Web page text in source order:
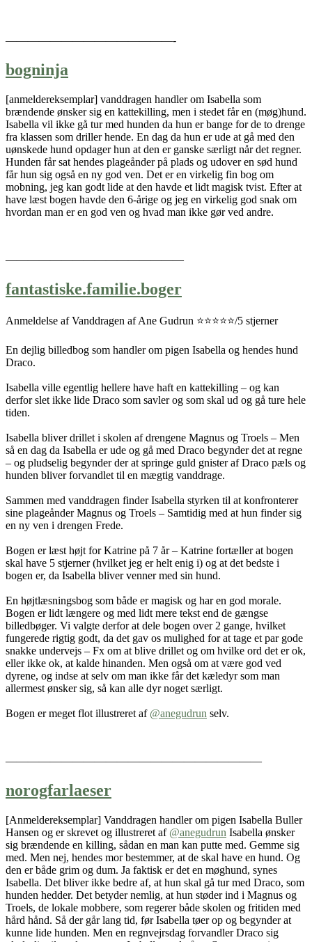
———————————————-
bogninja
[anmeldereksemplar] vanddragen handler om Isabella som
brændende ønsker sig en kattekilling, men i stedet får en (møg)hund.
Isabella vil ikke gå tur med hunden da hun er bange for de to drenge
fra klassen som driller hende. En dag da hun er ude at gå med den
uønskede hund opdager hun at den er ganske særligt når det regner.
Hunden får sat hendes plageånder på plads og udover en sød hund
får hun sig også en ny god ven. Det er en virkelig fin bog om
mobning, jeg kan godt lide at den havde et lidt magisk tvist. Efter at
have læst bogen havde den 6-årige og jeg en virkelig god snak om
hvordan man er en god ven og hvad man ikke gør ved andre.
————————————————
fantastiske.familie.boger
Anmeldelse af Vanddragen af Ane Gudrun ⭐⭐⭐⭐⭐/5 stjerner
En dejlig billedbog som handler om pigen Isabella og hendes hund
Draco.
Isabella ville egentlig hellere have haft en kattekilling – og kan
derfor slet ikke lide Draco som savler og som skal ud og gå ture hele
tiden.
Isabella bliver drillet i skolen af drengene Magnus og Troels – Men
så en dag da Isabella er ude og gå med Draco begynder det at regne
– og pludselig begynder der at springe guld gnister af Draco pæls og
hunden bliver forvandlet til en mægtig vanddrage.
Sammen med vanddragen finder Isabella styrken til at konfronterer
sine plageånder Magnus og Troels – Samtidig med at hun finder sig
en ny ven i drengen Frede.
Bogen er læst højt for Katrine på 7 år – Katrine fortæller at bogen
skal have 5 stjerner (hvilket jeg er helt enig i) og at det bedste i
bogen er, da Isabella bliver venner med sin hund.
En højtlæsningsbog som både er magisk og har en god morale.
Bogen er lidt længere og med lidt mere tekst end de gængse
billedbøger. Vi valgte derfor at dele bogen over 2 gange, hvilket
fungerede rigtig godt, da det gav os mulighed for at tage et par gode
snakke undervejs – Fx om at blive drillet og om hvilke ord det er ok,
eller ikke ok, at kalde hinanden. Men også om at være god ved
dyrene, og indse at selv om man ikke får det kæledyr som man
allermest ønsker sig, så kan alle dyr noget særligt.
Bogen er meget flot illustreret af @anegudrun selv.
———————————————————————
norogfarlaeser
[Anmeldereksemplar] Vanddragen handler om pigen Isabella Buller
Hansen og er skrevet og illustreret af @anegudrun Isabella ønsker
sig brændende en killing, sådan en man kan putte med. Gemme sig
med. Men nej, hendes mor bestemmer, at de skal have en hund. Og
den er både grim og dum. Ja faktisk er det en møghund, synes
Isabella. Det bliver ikke bedre af, at hun skal gå tur med Draco, som
hunden hedder. Det betyder nemlig, at hun støder ind i Magnus og
Troels, de lokale mobbere, som regerer både skolen og fritiden med
hård hånd. Så der går lang tid, før Isabella tøer op og begynder at
kunne lide hunden. Men en regnvejrsdag forvandler Draco sig